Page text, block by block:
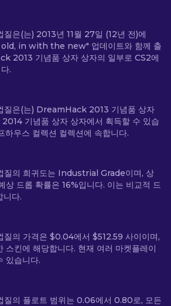
은(는) 2013년 11월 27일 (12년 전)에
in with the new" 업데이트와 함께 출
2013 기념품 상자 상자의 일부로 CS2에
.
질은(는) DreamHack 2013 기념품 상자
기념품 상자 상자에서 획득할 수 있습
하우스 컬렉션 컬렉션에 속합니다.
질의 희귀도는 Industrial Grade이며, 상
상 드롭 확률은 16%입니다. 이는 비교적 드
니다.
의 가격은 $0.04에서 $512.59 사이이며,
스킨에 해당합니다. 현재 여러 마켓플레이
있습니다.
의 플로트 범위는 0.06에서 0.80로, 모든